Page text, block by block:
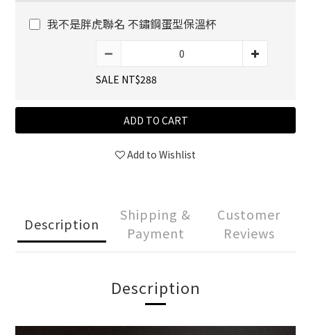
我不是胖虎聯名 不鏽鋼蛋型保溫杯
SALE NT$288
ADD TO CART
Add to Wishlist
Description
Shipping &
Payment
Customer
Reviews
Description